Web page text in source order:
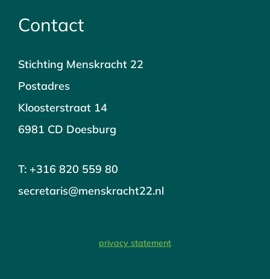
Contact
Stichting Menskracht 22
Postadres
Kloosterstraat 14
6981 CD Doesburg
T: +316 820 559 80
secretaris@menskracht22.nl
privacy statement